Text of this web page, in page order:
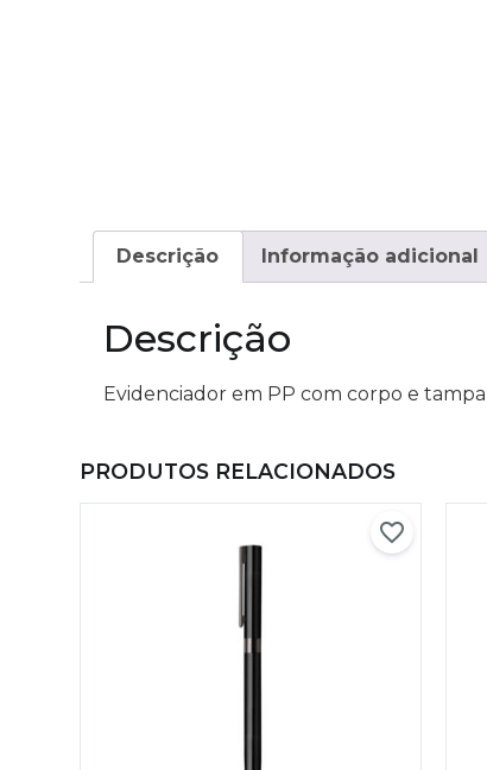
Descrição Informação adicional
Descrição
Evidenciador em PP com corpo e
PRODUTOS RELACIONADOS